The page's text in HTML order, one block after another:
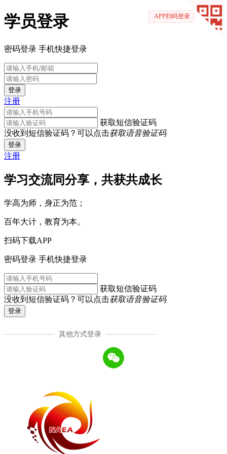
学员登录
密码登录 手机快捷登录
登录
注册
获取短信验证码
没收到短信验证码？可以点击获取语音验证码
登录
注册
学习交流同分享，共获共成长
学高为师，身正为范；
百年大计，教育为本。
扫码下载APP
APP扫码登录
密码登录 手机快捷登录
获取短信验证码
没收到短信验证码？可以点击获取语音验证码
登录
其他方式登录